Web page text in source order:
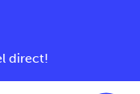
direct!